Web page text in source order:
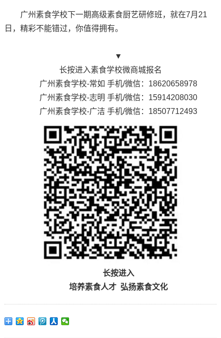
广州素食学校下一期高级素食厨艺研修班，就在7月21
日，精彩不能错过，你值得拥有。
▼
长按进入素食学校微商城报名
广州素食学校-常如 手机/微信：18620658978
广州素食学校-志明 手机/微信：15914208030
广州素食学校-广洁 手机/微信：18507712493
长按进入
培养素食人才 弘扬素食文化